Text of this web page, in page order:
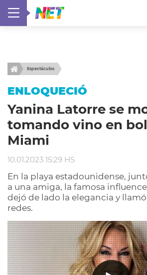
Espectáculos
ENLOQUECIÓ
Yanina Latorre se
tomando vino en
Miami
10.01.2023 15:29 HS
En la playa estadounidense,
a una amiga, la famosa
dejó de lado la elegancia y
redes.